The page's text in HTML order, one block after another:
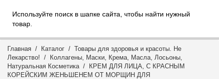
Используйте поиск в шапке сайта, чтобы найти нужный
товар.
Главная / Каталог / Товары для здоровья и красоты. Не
Лекарство! /
Коллагены, Маски, Крема, Масла, Лосьоны,
Натуральная Косметика/ КРЕМ ДЛЯ ЛИЦА, С КРАСНЫМ
КОРЕЙСКИМ ЖЕНЬШЕНЕМ ОТ МОРЩИН ДЛЯ